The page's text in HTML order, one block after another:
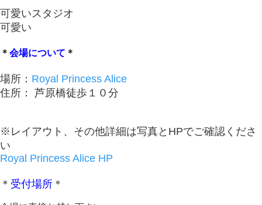
可愛いスタジオ
可愛い
＊ 会場について ＊
場所： Royal Princess Alice
住所： 芦原橋徒歩１０分
※レイアウト、その他詳細は写真とHPでご確認くださ
い
Royal Princess Alice HP
＊ 受付場所 ＊